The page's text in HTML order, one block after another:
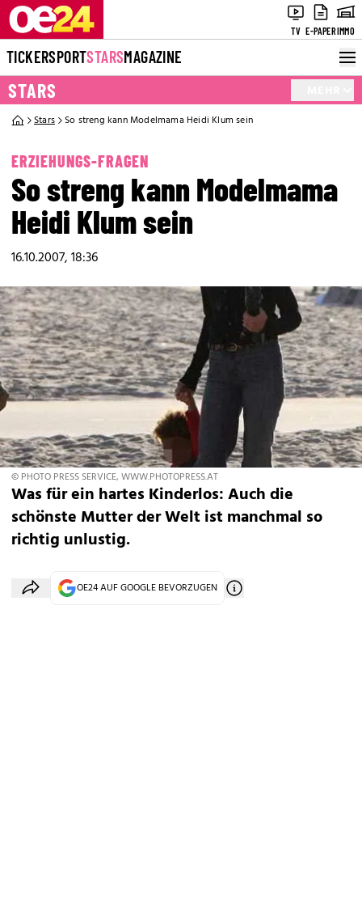
TV E-PAPERIMMO
TICKERSPORTSTARSMAGAZINE
STARS
Stars So streng kann Modelmama Heidi Klum sein
ERZIEHUNGS-FRAGEN
So streng kann Modelmama
Heidi Klum sein
16.10.2007, 18:36
© PHOTO PRESS SERVICE, WWW.PHOTOPRESS.AT
Was für ein hartes Kinderlos: Auch die
schönste Mutter der Welt ist manchmal so
richtig unlustig.
OE24 AUF GOOGLE BEVORZUGEN